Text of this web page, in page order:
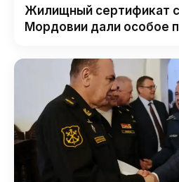
Жилищный сертификат с
Мордовии дали особое